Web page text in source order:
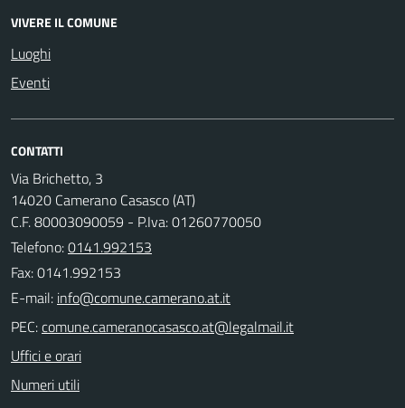
VIVERE IL COMUNE
Luoghi
Eventi
CONTATTI
Via Brichetto, 3
14020 Camerano Casasco (AT)
C.F. 80003090059 - P.Iva: 01260770050
Telefono:0141.992153
Fax: 0141.992153
E-mail:
PEC:
Uffici e orari
Numeri utili